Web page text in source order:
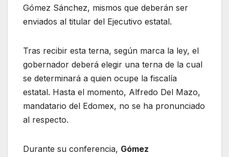
Gómez Sánchez, mismos que deberán ser
enviados al titular del Ejecutivo estatal.
Tras recibir esta terna, según marca la ley, el
gobernador deberá elegir una terna de la cual
se determinará a quien ocupe la fiscalía
estatal. Hasta el momento, Alfredo Del Mazo,
mandatario del Edomex, no se ha pronunciado
al respecto.
Durante su conferencia, Gómez